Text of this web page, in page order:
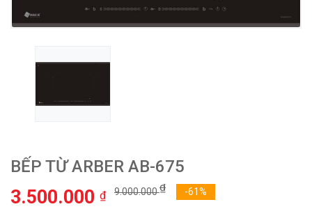
BẾP TỪ ARBER AB-675
3.500.000 ₫ 9.000.000₫ -61%